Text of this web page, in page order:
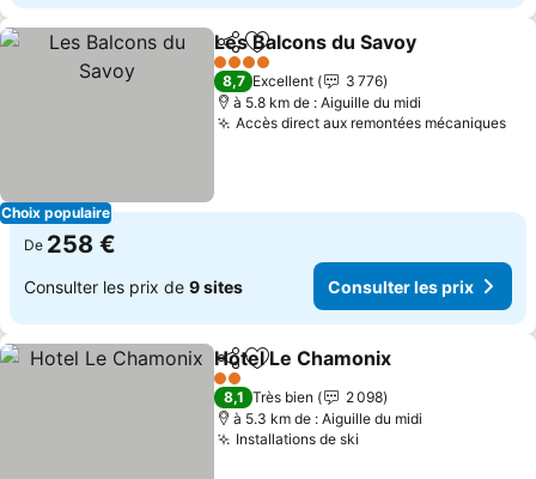
Choix populaire
PartagerAjouter à mes favoris
Les Balcons du Savoy
4 Étoiles
8,7 Excellent
3 776
à 5.8 km de : Aiguille du midi
Accès direct aux remontées mécaniques
De 258 €
Consulter les prix de 9 sites Consulter les prix
PartagerAjouter à mes favoris
Hotel Le Chamonix
2 Étoiles
8,1 Très bien
2 098
à 5.3 km de : Aiguille du midi
Installations de ski